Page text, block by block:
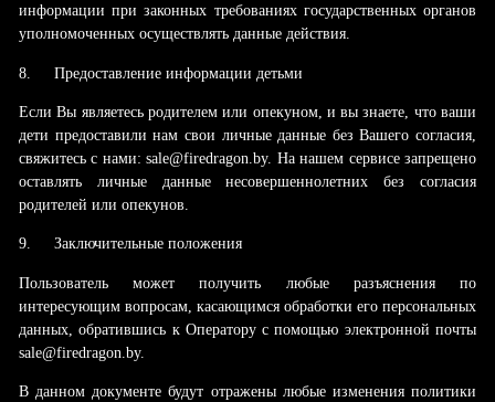
информации при законных требованиях государственных органов
уполномоченных осуществлять данные действия.
8. Предоставление информации детьми
Если Вы являетесь родителем или опекуном, и вы знаете, что ваши
дети предоставили нам свои личные данные без Вашего согласия,
свяжитесь с нами: sale@firedragon.by. На нашем сервисе запрещено
оставлять личные данные несовершеннолетних без согласия
родителей или опекунов.
9. Заключительные положения
Пользователь может получить любые разъяснения по
интересующим вопросам, касающимся обработки его персональных
данных, обратившись к Оператору с помощью электронной почты
sale@firedragon.by.
В данном документе будут отражены любые изменения политики